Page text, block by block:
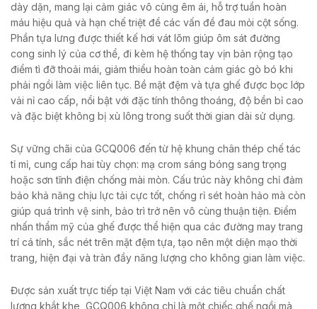
dày dặn, mang lại cảm giác vô cùng êm ái, hỗ trợ tuần hoàn
máu hiệu quả và hạn chế triệt để các vấn đề đau mỏi cột sống.
Phần tựa lưng được thiết kế hơi vát lõm giúp ôm sát đường
cong sinh lý của cơ thể, đi kèm hệ thống tay vịn bản rộng tạo
điểm tì đỡ thoải mái, giảm thiểu hoàn toàn cảm giác gò bó khi
phải ngồi làm việc liên tục. Bề mặt đệm và tựa ghế được bọc lớp
vải nỉ cao cấp, nổi bật với đặc tính thông thoáng, độ bền bỉ cao
và đặc biệt không bị xù lông trong suốt thời gian dài sử dụng.
Sự vững chãi của GCQ006 đến từ hệ khung chân thép chế tác
tỉ mỉ, cung cấp hai tùy chọn: mạ crom sáng bóng sang trọng
hoặc sơn tĩnh điện chống mài mòn. Cấu trúc này không chỉ đảm
bảo khả năng chịu lực tải cực tốt, chống rỉ sét hoàn hảo mà còn
giúp quá trình vệ sinh, bảo trì trở nên vô cùng thuận tiện. Điểm
nhấn thẩm mỹ của ghế được thể hiện qua các đường may trang
trí cá tính, sắc nét trên mặt đệm tựa, tạo nên một diện mạo thời
trang, hiện đại và tràn đầy năng lượng cho không gian làm việc.
Được sản xuất trực tiếp tại Việt Nam với các tiêu chuẩn chất
lượng khắt khe, GCQ006 không chỉ là một chiếc ghế ngồi mà